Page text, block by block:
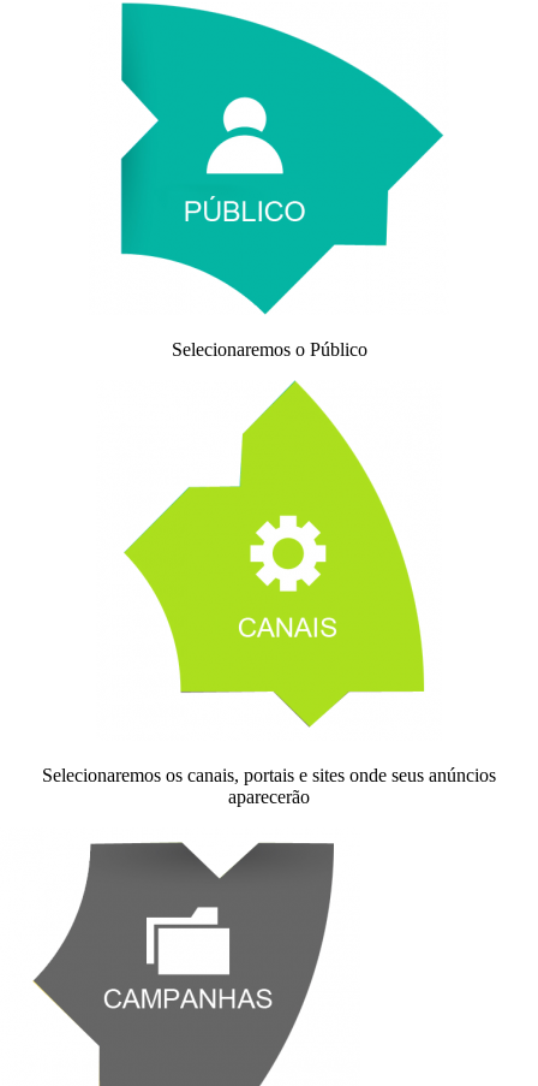
Selecionaremos o Público
Selecionaremos os canais, portais e sites onde seus anúncios
aparecerão